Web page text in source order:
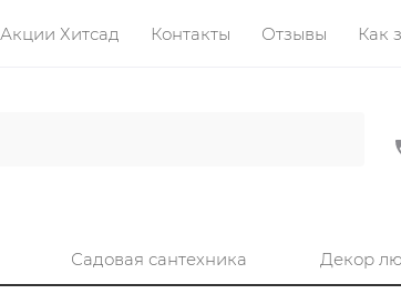
Акции Хитсад Контакты Отзывы Как
Садовая сантехника Декор